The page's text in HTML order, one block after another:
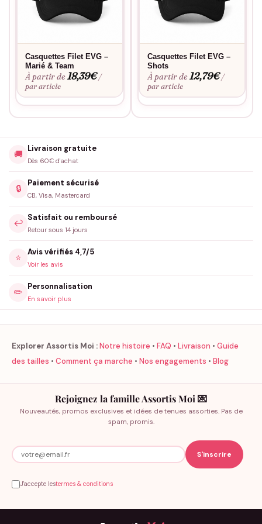
Casquettes Filet EVG –
Marié & Team
À partir de18,39€ /
par article
Casquettes Filet EVG –
Shots
À partir de12,79€ /
par article
🚚
Livraison gratuite
Dès 60€ d'achat
🔒
Paiement sécurisé
CB, Visa, Mastercard
↩️
Satisfait ou remboursé
Retour sous 14 jours
⭐
Avis vérifiés 4,7/5
Voir les avis
✏️
Personnalisation
En savoir plus
Explorer Assortis Moi :Notre histoire • FAQ • Livraison • Guide
des tailles • Comment ça marche • Nos engagements • Blog
Rejoignez la famille Assortis Moi 💌
Nouveautés, promos exclusives et idées de tenues assorties. Pas de
spam, promis.
J'accepte lestermes & conditions